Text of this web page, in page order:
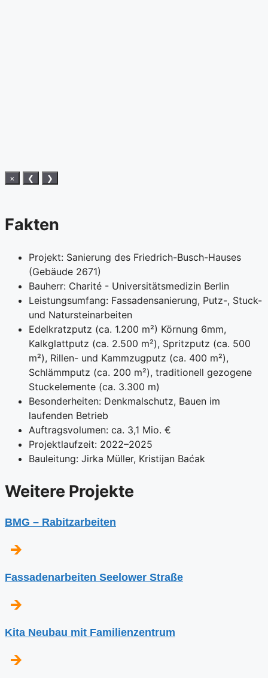
× ❮ ❯
Fakten
Projekt: Sanierung des Friedrich-Busch-Hauses
(Gebäude 2671)
Bauherr: Charité - Universitätsmedizin Berlin
Leistungsumfang: Fassadensanierung, Putz-, Stuck-
und Natursteinarbeiten
Edelkratzputz (ca. 1.200 m²) Körnung 6mm,
Kalkglattputz (ca. 2.500 m²), Spritzputz (ca. 500
m²), Rillen- und Kammzugputz (ca. 400 m²),
Schlämmputz (ca. 200 m²), traditionell gezogene
Stuckelemente (ca. 3.300 m)
Besonderheiten: Denkmalschutz, Bauen im
laufenden Betrieb
Auftragsvolumen: ca. 3,1 Mio. €
Projektlaufzeit: 2022–2025
Bauleitung: Jirka Müller, Kristijan Baćak
⁨Weitere Projekte
BMG – Rabitzarbeiten
Fassadenarbeiten Seelower Straße
Kita Neubau mit Familienzentrum